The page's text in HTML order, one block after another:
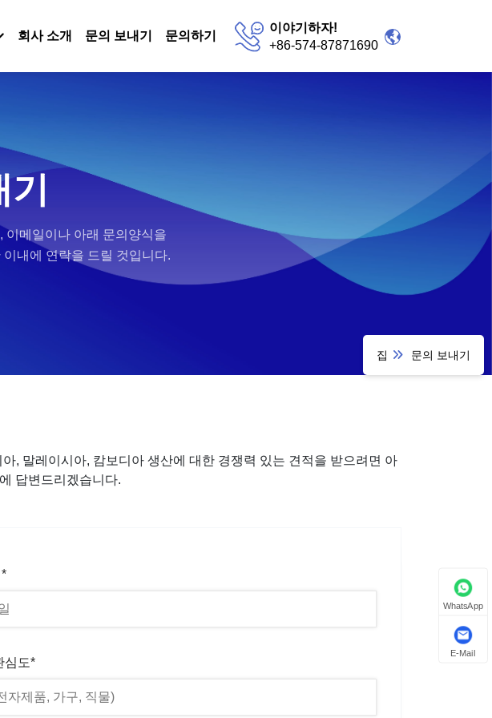
회사 소개 문의 보내기 문의하기
이야기하자!
+86-574-87871690
이메일이나 아래 문의양식을
내에 연락을 드릴 것입니다.
집 문의 보내기
, 말레이시아, 캄보디아 생산에 대한 경쟁력 있는 견적을 받으려면 아
답변드리겠습니다.
심도*
WhatsApp
E-Mail